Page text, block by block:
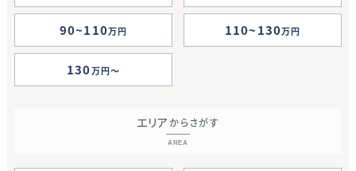
90~110万円 110~130万円
130万円
エリア からさがす
AREA